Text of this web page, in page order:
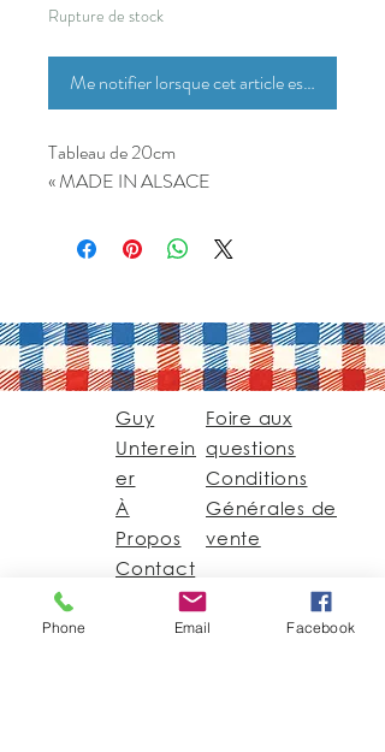
Rupture de stock
Me notifier lorsque cet article est disponible
Tableau de 20cm
« MADE IN ALSACE
Guy
Unterein
er
À
Propos
Contact
Foire aux
questions
Conditions
Générales de
vente
Guy@GuyUntereiner.fr
Phone Email Facebook